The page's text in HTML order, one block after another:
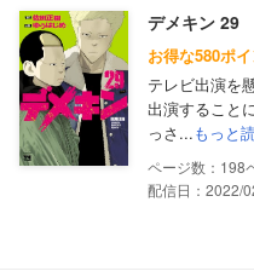
デメキン 29
お得な580ポ
テレビ出演を
出演すること
っさ...もっと
198
配信日：2022/